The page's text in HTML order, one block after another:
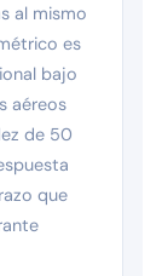
al mismo
es
bajo
aéreos
de 50
que